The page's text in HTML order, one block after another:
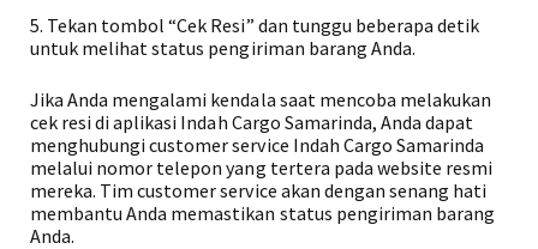
5. Tekan tombol “Cek Resi” dan tunggu beberapa detik
untuk melihat status pengiriman barang Anda.
Jika Anda mengalami kendala saat mencoba melakukan
cek resi di aplikasi Indah Cargo Samarinda, Anda dapat
menghubungi customer service Indah Cargo Samarinda
melalui nomor telepon yang tertera pada website resmi
mereka. Tim customer service akan dengan senang hati
membantu Anda memastikan status pengiriman barang
Anda.